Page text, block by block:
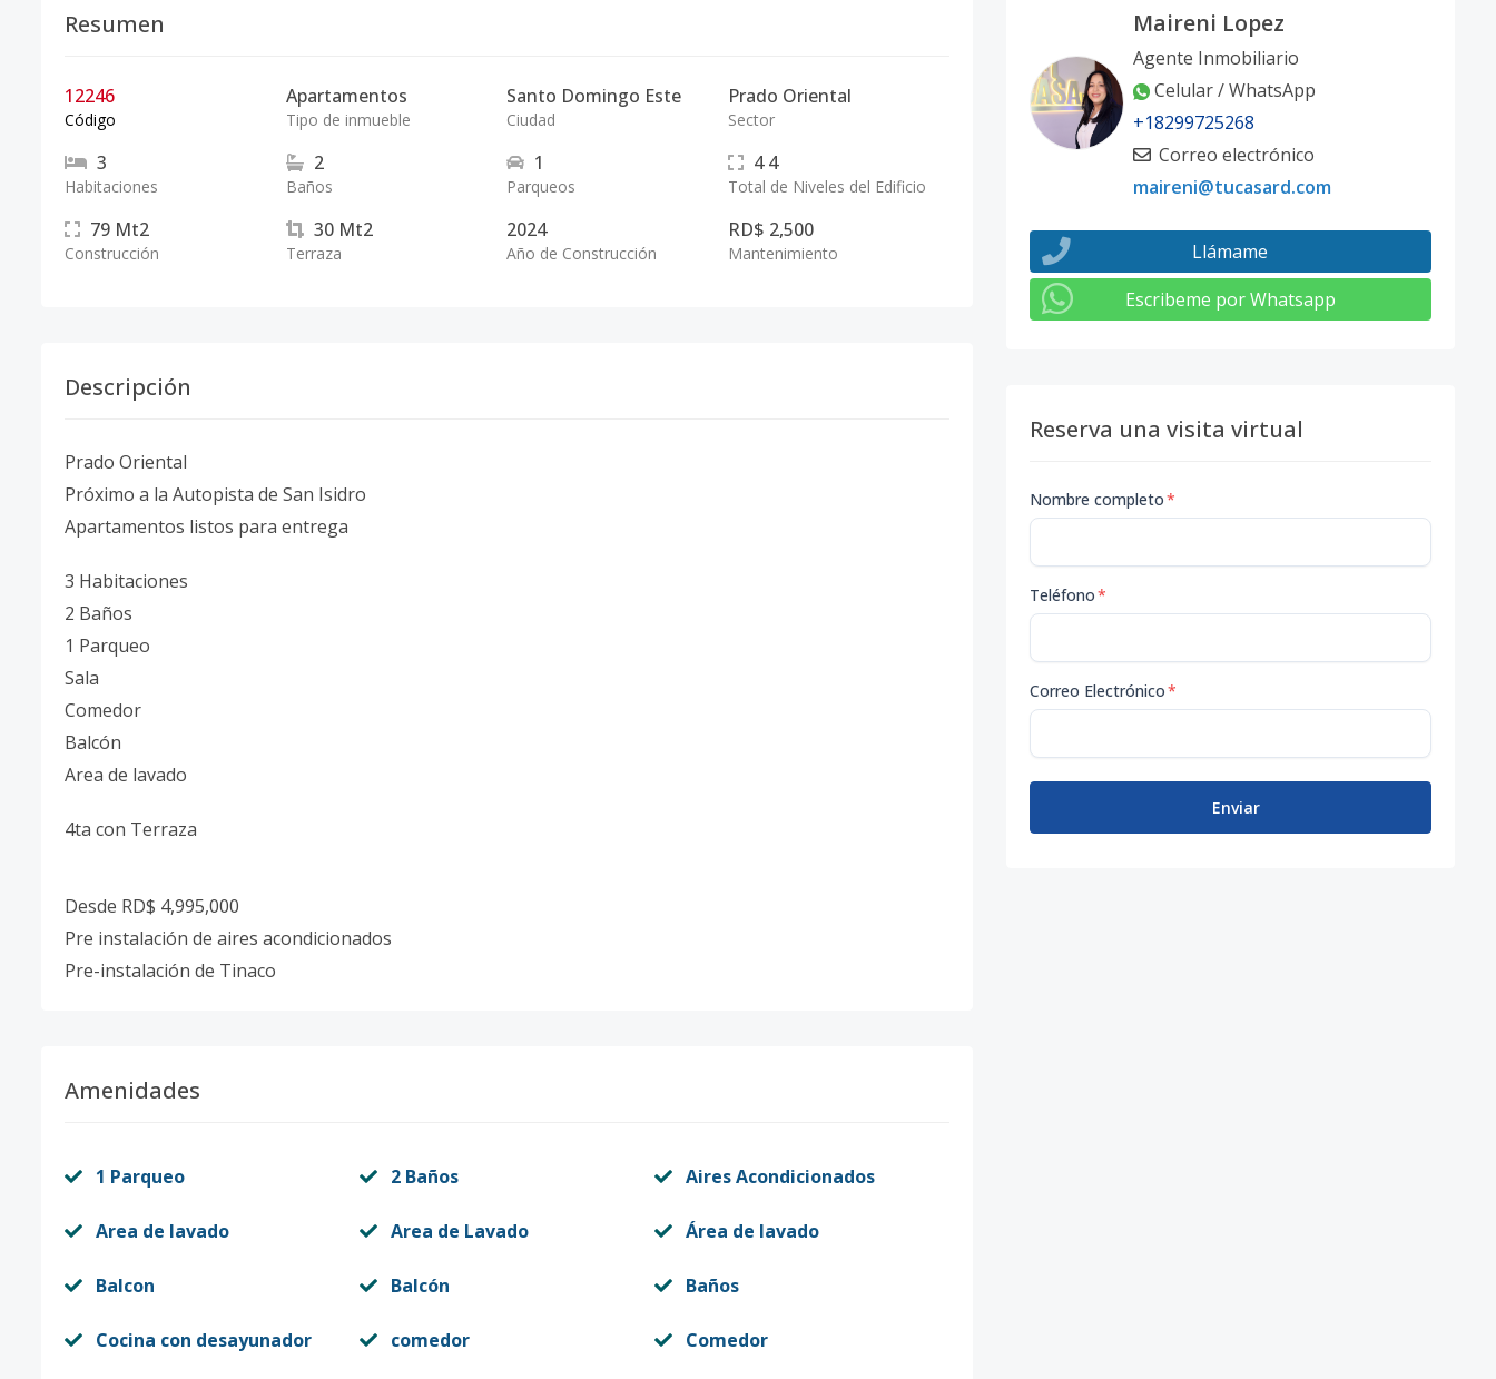
Resumen
12246
Código
Apartamentos
Tipo de inmueble
Santo Domingo Este
Ciudad
Prado Oriental
Sector
3
Habitaciones
2
Baños
1
Parqueos
4 4
Total de Niveles del Edificio
79 Mt2
Construcción
30 Mt2
Terraza
2024
Año de Construcción
RD$ 2,500
Mantenimiento
Descripción
Prado Oriental
Próximo a la Autopista de San Isidro
Apartamentos listos para entrega
3 Habitaciones
2 Baños
1 Parqueo
Sala
Comedor
Balcón
Area de lavado
4ta con Terraza
Desde RD$ 4,995,000
Pre instalación de aires acondicionados
Pre-instalación de Tinaco
Amenidades
1 Parqueo 2 Baños Aires Acondicionados
Area de lavado Area de Lavado Área de lavado
Balcon Balcón Baños
Cocina con desayunador comedor Comedor
Maireni Lopez
Agente Inmobiliario
Celular / WhatsApp
+18299725268
Correo electrónico
maireni@tucasard.com
Llámame
Escribeme por Whatsapp
Reserva una visita virtual
Nombre completo*
Teléfono*
Correo Electrónico*
Enviar